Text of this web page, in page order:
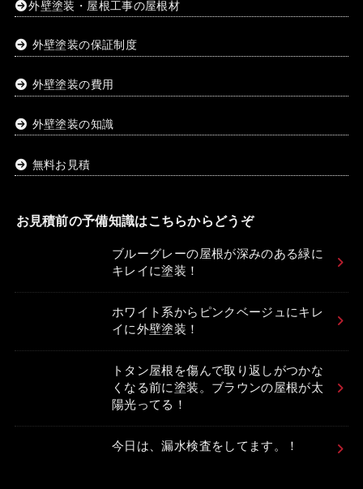
外壁塗装・屋根工事の屋根材
外壁塗装の保証制度
外壁塗装の費用
外壁塗装の知識
無料お見積
お見積前の予備知識はこちらからどうぞ
ブルーグレーの屋根が深みのある緑に
キレイに塗装！
ホワイト系からピンクベージュにキレ
イに外壁塗装！
トタン屋根を傷んで取り返しがつかな
くなる前に塗装。ブラウンの屋根が太
陽光ってる！
今日は、漏水検査をしてます。！